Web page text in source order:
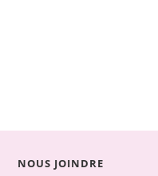
NOUS JOINDRE